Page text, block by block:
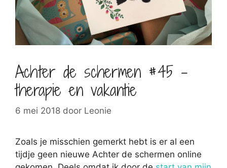
Achter de schermen #45 –
therapie en vakantie
6 mei 2018 door Leonie
Zoals je misschien gemerkt hebt is er al een
tijdje geen nieuwe Achter de schermen online